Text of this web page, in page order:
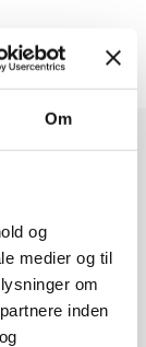
Om
og
medier og til
om
inden